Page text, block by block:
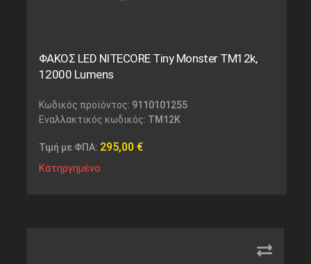
ΦΑΚΟΣ LED NITECORE Tiny Monster TM12k,
12000 Lumens
Κωδικός προϊόντος: 9110101255
Εναλλακτικός κωδικός: TM12K
Τιμή με ΦΠΑ: 295,00 €
Κατηργημένο